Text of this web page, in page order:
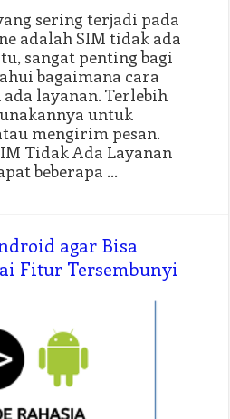
sering terjadi pada
adalah SIM tidak ada
sangat penting bagi
bagaimana cara
layanan. Terlebih
untuk
mengirim pesan.
Tidak Ada Layanan
beberapa …
agar Bisa
Fitur Tersembunyi